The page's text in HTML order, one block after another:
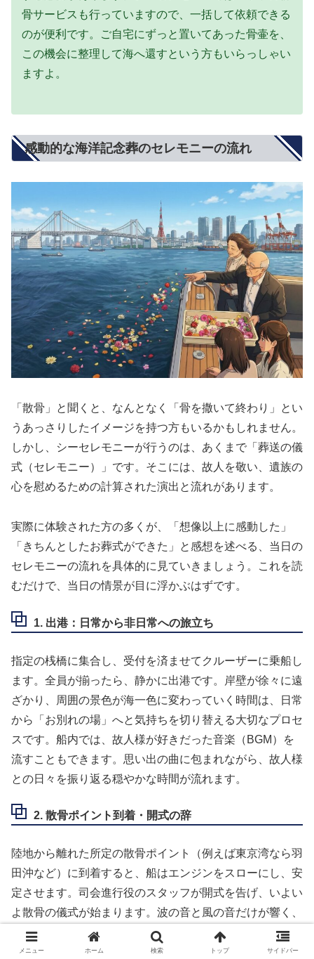
骨サービスも行っていますので、一括して依頼できる
のが便利です。ご自宅にずっと置いてあった骨壷を、
この機会に整理して海へ還すという方もいらっしゃい
ますよ。
感動的な海洋記念葬のセレモニーの流れ
「散骨」と聞くと、なんとなく「骨を撒いて終わり」とい
うあっさりしたイメージを持つ方もいるかもしれません。
しかし、シーセレモニーが行うのは、あくまで「葬送の儀
式（セレモニー）」です。そこには、故人を敬い、遺族の
心を慰めるための計算された演出と流れがあります。
実際に体験された方の多くが、「想像以上に感動した」
「きちんとしたお葬式ができた」と感想を述べる、当日の
セレモニーの流れを具体的に見ていきましょう。これを読
むだけで、当日の情景が目に浮かぶはずです。
1. 出港：日常から非日常への旅立ち
指定の桟橋に集合し、受付を済ませてクルーザーに乗船し
ます。全員が揃ったら、静かに出港です。岸壁が徐々に遠
ざかり、周囲の景色が海一色に変わっていく時間は、日常
から「お別れの場」へと気持ちを切り替える大切なプロセ
スです。船内では、故人様が好きだった音楽（BGM）を
流すこともできます。思い出の曲に包まれながら、故人様
との日々を振り返る穏やかな時間が流れます。
2. 散骨ポイント到着・開式の辞
陸地から離れた所定の散骨ポイント（例えば東京湾なら羽
田沖など）に到着すると、船はエンジンをスローにし、安
定させます。司会進行役のスタッフが開式を告げ、いよい
よ散骨の儀式が始まります。波の音と風の音だけが響く、
厳粛な瞬間です。
メニュー ホーム 検索 トップ サイドバー